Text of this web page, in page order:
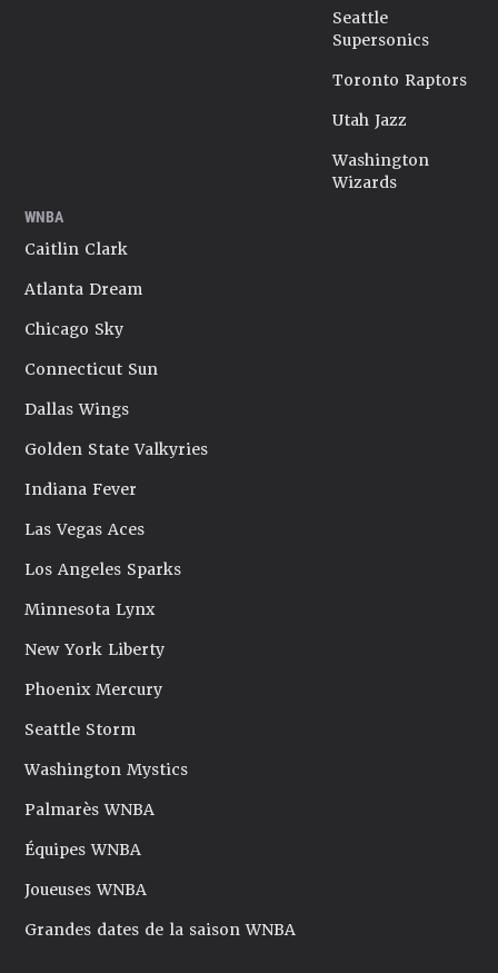
Seattle
Supersonics
Toronto Raptors
Utah Jazz
Washington
Wizards
WNBA
Caitlin Clark
Atlanta Dream
Chicago Sky
Connecticut Sun
Dallas Wings
Golden State Valkyries
Indiana Fever
Las Vegas Aces
Los Angeles Sparks
Minnesota Lynx
New York Liberty
Phoenix Mercury
Seattle Storm
Washington Mystics
Palmarès WNBA
Équipes WNBA
Joueuses WNBA
Grandes dates de la saison WNBA